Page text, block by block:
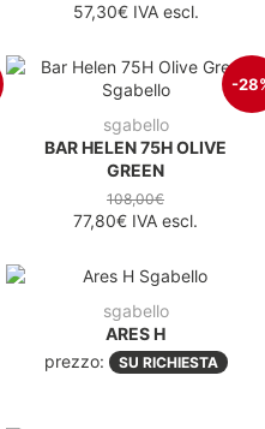
57,30€IVA escl.
-
sgabello
BAR HELEN 75H OLIVE
GREEN
108,00€
77,80€ IVA escl.
sgabello
ARES H
prezzo:
SU RICHIESTA